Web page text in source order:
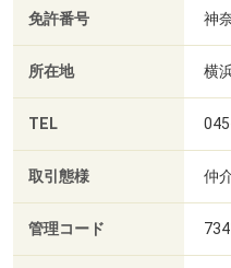
免許番号 神
所在地 横
TEL
取引態様 仲
管理コード